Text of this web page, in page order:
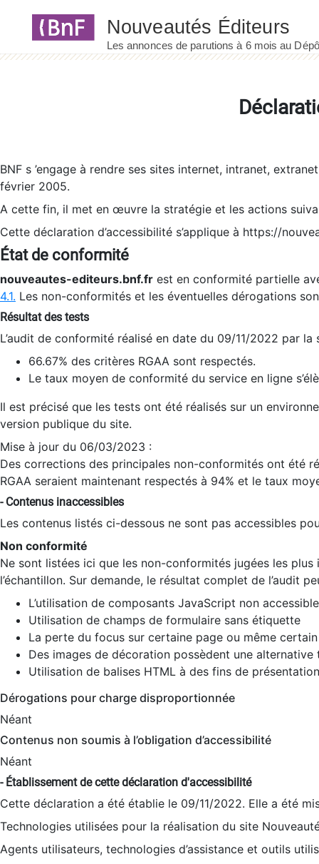
BNF s ’engage à rendre ses sites internet, intranet,
février 2005.
A cette fin, il met en œuvre la stratégie et les actions
Cette déclaration d’accessibilité s’applique à https://
État de conformité
nouveautes-editeurs.bnf.fr est en conformité partielle
4.1. Les non-conformités et les éventuelles dérogations
Résultat des tests
L’audit de conformité réalisé en date du 09/11/2022 par
66.67% des critères RGAA sont respectés.
Le taux moyen de conformité du service en ligne
Il est précisé que les tests ont été réalisés sur un
version publique du site.
Mise à jour du 06/03/2023 :
Des corrections des principales non-conformités ont été
RGAA seraient maintenant respectés à 94% et le taux
- Contenus inaccessibles
Les contenus listés ci-dessous ne sont pas accessibles
Non conformité
Ne sont listées ici que les non-conformités jugées les
l’échantillon. Sur demande, le résultat complet de l’audit
L’utilisation de composants JavaScript non
Utilisation de champs de formulaire sans étiquette
La perte du focus sur certaine page ou même
Des images de décoration possèdent une alternative
Utilisation de balises HTML à des fins de
Dérogations pour charge disproportionnée
Néant
Contenus non soumis à l’obligation d’accessibilité
Néant
- Établissement de cette déclaration d'accessibilité
Cette déclaration a été établie le 09/11/2022. Elle a été
Technologies utilisées pour la réalisation du site
Agents utilisateurs, technologies d’assistance et outils